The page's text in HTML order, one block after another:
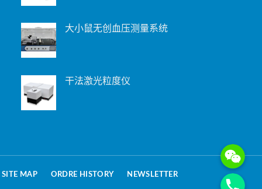
大小鼠无创血压测量系统
干法激光粒度仪
SITE MAP ORDRE HISTORY NEWSLETTER
WeChat:
Phone